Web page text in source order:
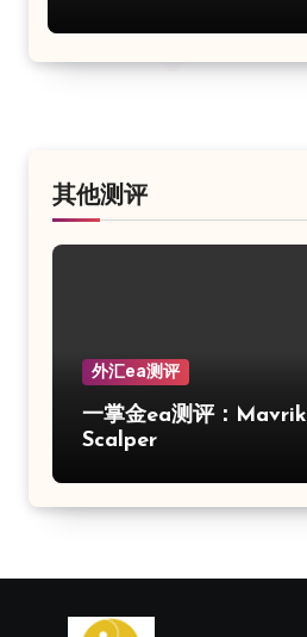
其他测评
外汇ea测评
一掌金ea测评：Mavrik
Scalper